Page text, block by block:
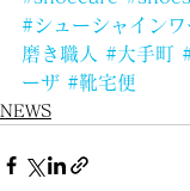
#シューシャインワ
磨き職人
#大手町
ーザ #靴宅便
NEWS